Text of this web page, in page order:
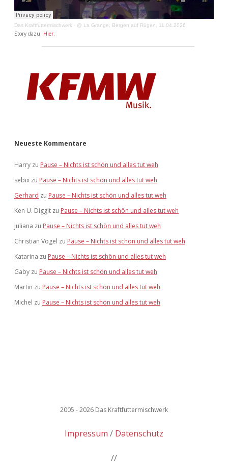
Das Kraftfuttermischwerk · @ La Grange, Bergen auf Rügen, 11.04.2026
Story dazu: Hier.
Neueste Kommentare
Harry zu Pause – Nichts ist schön und alles tut weh
sebix zu Pause – Nichts ist schön und alles tut weh
Gerhard zu Pause – Nichts ist schön und alles tut weh
Ken U. Diggit zu Pause – Nichts ist schön und alles tut weh
Juliana zu Pause – Nichts ist schön und alles tut weh
Christian Vogel zu Pause – Nichts ist schön und alles tut weh
Katarina zu Pause – Nichts ist schön und alles tut weh
Gaby zu Pause – Nichts ist schön und alles tut weh
Martin zu Pause – Nichts ist schön und alles tut weh
Michel zu Pause – Nichts ist schön und alles tut weh
2005 - 2026 Das Kraftfuttermischwerk
Impressum Datenschutz
//